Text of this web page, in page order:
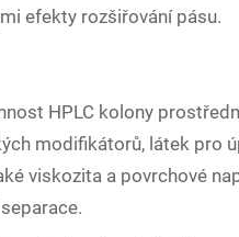
efekty rozšiřování pásu.
HPLC kolony
modifikátorů, látek pro
viskozita a povrchové